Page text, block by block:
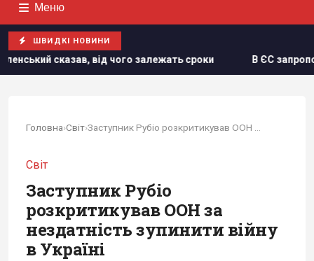
Меню
ШВИДКІ НОВИНИ
сроки В ЄС запропонували нову схему
Головна›Світ›
Світ
Заступник Рубіо
розкритикував ООН за
нездатність зупинити війну
в Україні